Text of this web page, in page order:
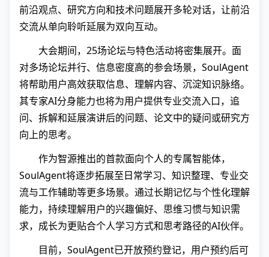
前沿观点、研究方向和技术问题展开多轮对话，让前沿
交流从单向聆听延展为双向互动。
大会期间，25场论坛与特色活动将密集展开。面
对多场论坛并行、信息密度高的参会场景，SoulAgent
将帮助用户高效获取信息、理解内容、沉淀知识脉络。
其专家AI分身能力也将为用户提供专业交流入口，追
问、拆解和延展演讲后的问题、论文中的疑问或研究方
向上的思考。
作为智源推出的首款面向个人的专属智能体，
SoulAgent将逐步拓展至日常学习、知识整理、专业交
流与工作辅助等更多场景。通过长期记忆与个性化理解
能力，持续理解用户的兴趣偏好、思维习惯与知识需
求，成长为更贴合个人学习方式和思考路径的AI伙伴。
目前，SoulAgent已开放预约登记，用户预约后可